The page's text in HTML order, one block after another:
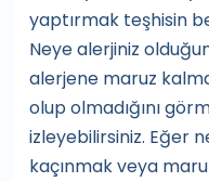
yaptırmak teşhisin
Neye alerjiniz
alerjene maruz
olup olmadığını
izleyebilirsiniz. Eğer
kaçınmak veya